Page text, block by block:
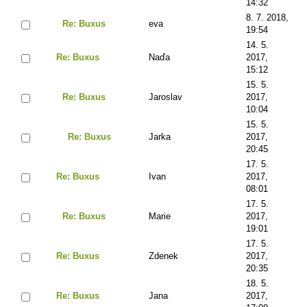
14:32
Re: Buxus eva
8. 7. 2018,
19:54
Re: Buxus Naďa
14. 5.
2017,
15:12
Re: Buxus Jaroslav
15. 5.
2017,
10:04
Re: Buxus Jarka
15. 5.
2017,
20:45
Re: Buxus Ivan
17. 5.
2017,
08:01
Re: Buxus Marie
17. 5.
2017,
19:01
Re: Buxus Zdenek
17. 5.
2017,
20:35
Re: Buxus Jana
18. 5.
2017,